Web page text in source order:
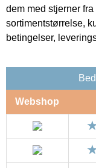
dem med stjerner
sortimentstørrelse,
betingelser,
Webshop